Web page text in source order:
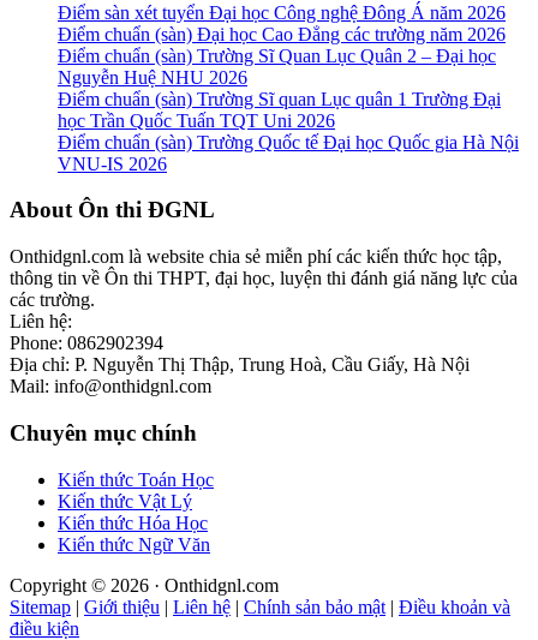
Điểm sàn xét tuyển Đại học Công nghệ Đông Á năm 2026
Điểm chuẩn (sàn) Đại học Cao Đẳng các trường năm 2026
Điểm chuẩn (sàn) Trường Sĩ Quan Lục Quân 2 – Đại học
Nguyễn Huệ NHU 2026
Điểm chuẩn (sàn) Trường Sĩ quan Lục quân 1 Trường Đại
học Trần Quốc Tuấn TQT Uni 2026
Điểm chuẩn (sàn) Trường Quốc tế Đại học Quốc gia Hà Nội
VNU-IS 2026
Footer
About Ôn thi ĐGNL
Onthidgnl.com là website chia sẻ miễn phí các kiến thức học tập,
thông tin về Ôn thi THPT, đại học, luyện thi đánh giá năng lực của
các trường.
Liên hệ:
Phone: 0862902394
Địa chỉ: P. Nguyễn Thị Thập, Trung Hoà, Cầu Giấy, Hà Nội
Mail: info@onthidgnl.com
Chuyên mục chính
Kiến thức Toán Học
Kiến thức Vật Lý
Kiến thức Hóa Học
Kiến thức Ngữ Văn
Copyright © 2026 · Onthidgnl.com
Sitemap | Giới thiệu | Liên hệ | Chính sản bảo mật | Điều khoản và
điều kiện